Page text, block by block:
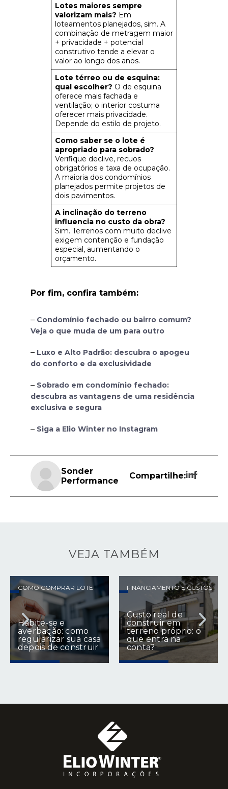
Lotes maiores sempre
valorizam mais? Em
loteamentos planejados, sim. A
combinação de metragem maior
+ privacidade + potencial
construtivo tende a elevar o
valor ao longo dos anos.
Lote térreo ou de esquina:
qual escolher? O de esquina
oferece mais fachada e
ventilação; o interior costuma
oferecer mais privacidade.
Depende do estilo de projeto.
Como saber se o lote é
apropriado para sobrado?
Verifique declive, recuos
obrigatórios e taxa de ocupação.
A maioria dos condomínios
planejados permite projetos de
dois pavimentos.
A inclinação do terreno
influencia no custo da obra?
Sim. Terrenos com muito declive
exigem contenção e fundação
especial, aumentando o
orçamento.
Por fim, confira também:
– Condomínio fechado ou bairro comum?
Veja o que muda de um para outro
– Luxo e Alto Padrão: descubra o apogeu
do conforto e da exclusividade
– Sobrado em condomínio fechado:
descubra as vantagens de uma residência
exclusiva e segura
– Siga a Elio Winter no Instagram
Sonder
Performance
Compartilhe:
VEJA TAMBÉM
FINANCIAMENTO E CUSTOS
Custo real de
construir em
terreno próprio: o
que entra na
conta?
MERCADO IMOBILIÁRIO
Por que o Sul do
Brasil é uma das
regiões mais
estratégicas para
investir em imóveis?